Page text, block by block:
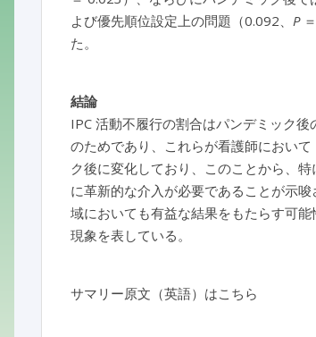
よび優先順位設定上の問題（0.092、 P
た。
結論
IPC 活動不履行の割合はパンデミック
のためであり、これらが看護師におい
ク後に変化しており、このことから、
に革新的な介入が必要であることが示
域においても有益な結果をもたらす可
現象を表している。
サマリー原文（英語）はこちら